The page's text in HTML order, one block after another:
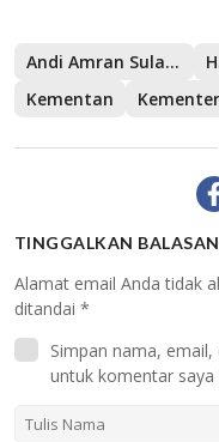
Andi Amran Sulaiman
Kementan
TINGGALKAN BALASAN
Alamat email Anda tidak
ditandai *
Simpan nama,
untuk komentar saya